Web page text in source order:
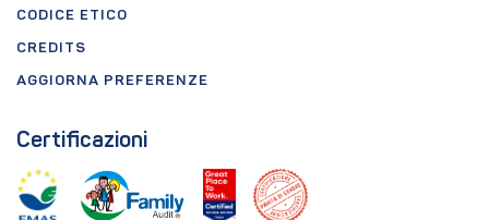
CODICE ETICO
CREDITS
AGGIORNA PREFERENZE
Certificazioni